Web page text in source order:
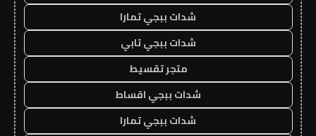
شدات ببجي تمارا
شدات ببجي تابي
متجر تقسيط
شدات ببجي اقساط
شدات ببجي تمارا